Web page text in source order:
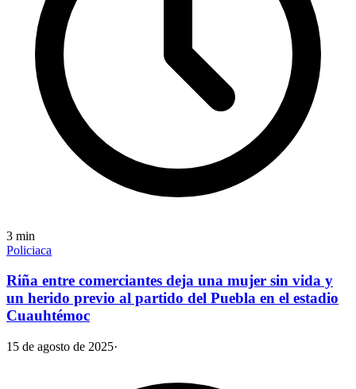
3 min
Policiaca
Riña entre comerciantes deja una mujer sin vida y
un herido previo al partido del Puebla en el estadio
Cuauhtémoc
15 de agosto de 2025·